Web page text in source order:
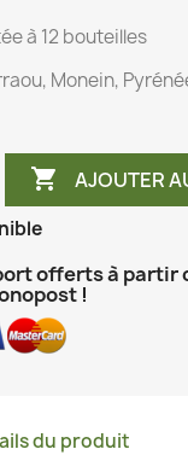
à 12 bouteilles
Monein,
 AJOUTER
offerts à partir
!
du produit